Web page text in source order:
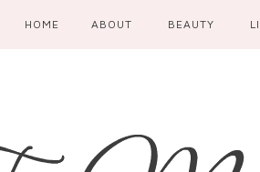
HOME ABOUT BEAUTY